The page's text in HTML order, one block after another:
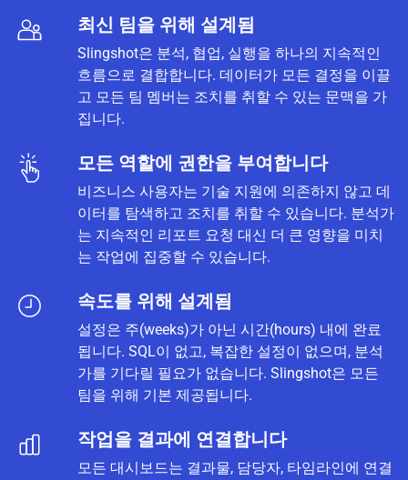
최신 팀을 위해 설계됨
Slingshot은 분석, 협업, 실행을 하나의 지속적인
흐름으로 결합합니다. 데이터가 모든 결정을 이끌
고 모든 팀 멤버는 조치를 취할 수 있는 문맥을 가
집니다.
모든 역할에 권한을 부여합니다
비즈니스 사용자는 기술 지원에 의존하지 않고 데
이터를 탐색하고 조치를 취할 수 있습니다. 분석가
는 지속적인 리포트 요청 대신 더 큰 영향을 미치
는 작업에 집중할 수 있습니다.
속도를 위해 설계됨
설정은 주(weeks)가 아닌 시간(hours) 내에 완료
됩니다. SQL이 없고, 복잡한 설정이 없으며, 분석
가를 기다릴 필요가 없습니다. Slingshot은 모든
팀을 위해 기본 제공됩니다.
작업을 결과에 연결합니다
모든 대시보드는 결과물, 담당자, 타임라인에 연결